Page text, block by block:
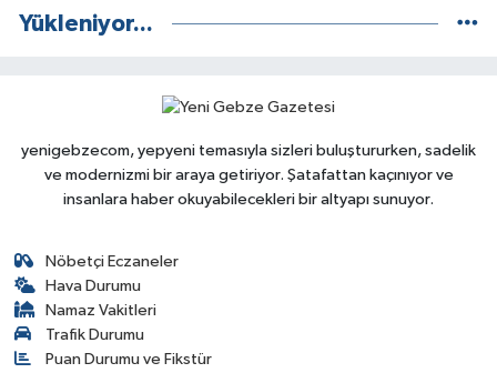
Yükleniyor...
yenigebzecom, yepyeni temasıyla sizleri buluştururken, sadelik
ve modernizmi bir araya getiriyor. Şatafattan kaçınıyor ve
insanlara haber okuyabilecekleri bir altyapı sunuyor.
Nöbetçi Eczaneler
Hava Durumu
Namaz Vakitleri
Trafik Durumu
Puan Durumu ve Fikstür